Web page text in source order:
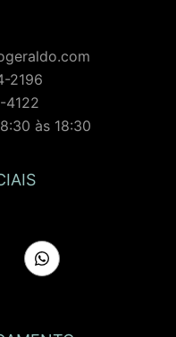
2196
4122
às 18:30